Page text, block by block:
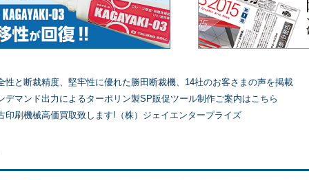
性と断裁精度、堅牢性に優れた勝田断裁機、14社のお客さまの声を掲載
デマンド出力によるターポリン製SP販促ツール制作ご案内はこちら
印刷機械高価買取致します!（株）ジェイエンタープライズ